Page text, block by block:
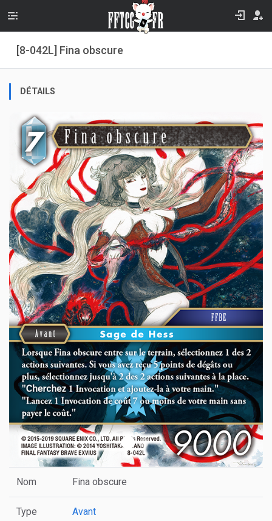
[8-042L] Fina obscure
DÉTAILS
Nom Fina obscure
Type Avant